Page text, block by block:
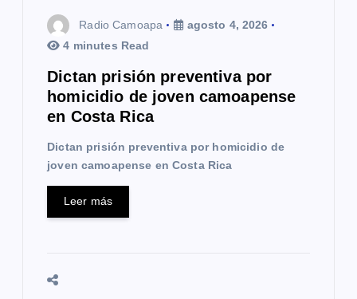
Radio Camoapa
agosto 4, 2026
4 minutes Read
Dictan prisión preventiva por
homicidio de joven camoapense
en Costa Rica
Dictan prisión preventiva por homicidio de
joven camoapense en Costa Rica
Leer más